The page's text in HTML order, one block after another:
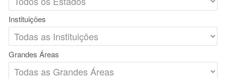
Instituições
Grandes Áreas